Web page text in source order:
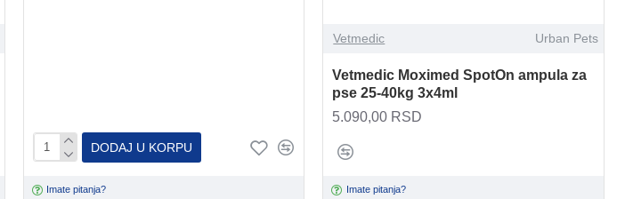
DODAJ U KORPU
Imate pitanja?
Vetmedic Urban Pets
Vetmedic Moximed SpotOn ampula za
pse 25-40kg 3x4ml
5.090,00 RSD
Imate pitanja?